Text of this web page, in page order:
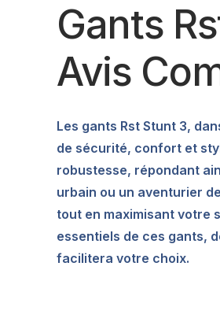
Gants
Avis
Les gants Rst Stunt 3,
de sécurité, confort et
robustesse, répondant
urbain ou un aventurier
tout en maximisant votre
essentiels de ces gants,
facilitera votre choix.